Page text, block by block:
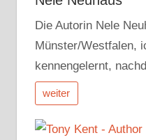
Die Autorin Nele
Münster/Westfalen,
kennengelernt,
weiter